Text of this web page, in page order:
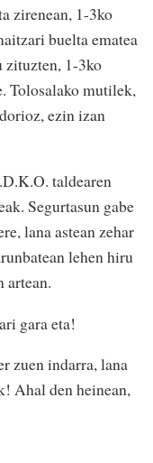
zirenean, 1-3ko
buelta ematea
zituzten, 1-3ko
Tolosalako mutilek,
ezin izan
taldearen
Segurtasun gabe
lana astean zehar
lehen hiru
artean.
gara eta!
zuen indarra, lana
Ahal den heinean,